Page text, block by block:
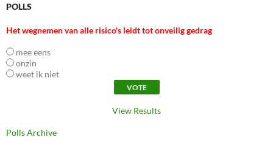
POLLS
Het wegnemen van alle risico's leidt tot onveilig gedrag
mee eens
onzin
weet ik niet
View Results
Polls Archive